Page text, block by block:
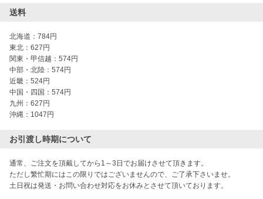
送料
北海道：784円
東北：627円
関東・甲信越：574円
中部・北陸：574円
近畿：524円
中国・四国：574円
九州：627円
お引渡し時期について
通常、ご注文を頂戴してから1～3日でお届けさせて頂きます。
ただし繁忙期にはこの限りではございませんので、ご了承下さいませ。
土日祝は発送・お問い合わせ対応をお休みとさせて頂いております。